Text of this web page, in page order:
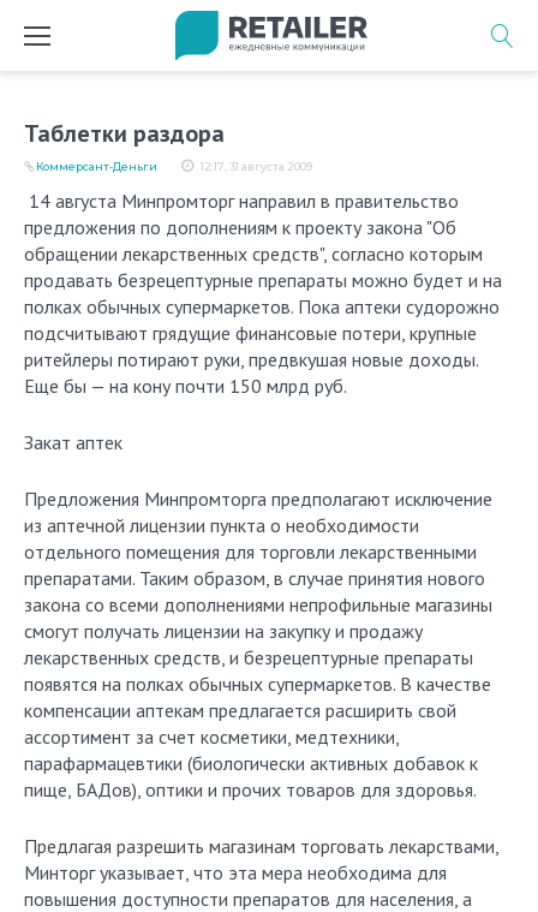
Таблетки раздора
12:17, 31 августа 2009
Коммерсант-Деньги
14 августа Минпромторг направил в правительство
предложения по дополнениям к проекту закона "Об
обращении лекарственных средств", согласно которым
продавать безрецептурные препараты можно будет и на
полках обычных супермаркетов. Пока аптеки судорожно
подсчитывают грядущие финансовые потери, крупные
ритейлеры потирают руки, предвкушая новые доходы.
Еще бы — на кону почти 150 млрд руб.
Закат аптек
Предложения Минпромторга предполагают исключение
из аптечной лицензии пункта о необходимости
отдельного помещения для торговли лекарственными
препаратами. Таким образом, в случае принятия нового
закона со всеми дополнениями непрофильные магазины
смогут получать лицензии на закупку и продажу
лекарственных средств, и безрецептурные препараты
появятся на полках обычных супермаркетов. В качестве
компенсации аптекам предлагается расширить свой
ассортимент за счет косметики, медтехники,
парафармацевтики (биологически активных добавок к
пище, БАДов), оптики и прочих товаров для здоровья.
Предлагая разрешить магазинам торговать лекарствами,
Минторг указывает, что эта мера необходима для
повышения доступности препаратов для населения, а